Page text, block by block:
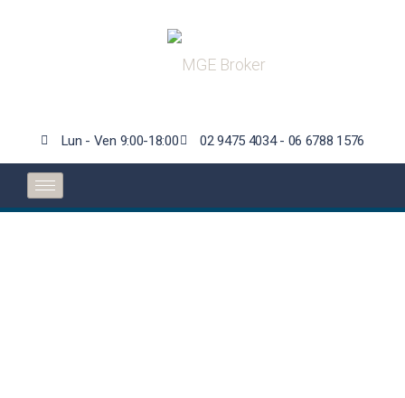
Lun - Ven 9:00-18:00 02 9475 4034 - 06 6788 1576